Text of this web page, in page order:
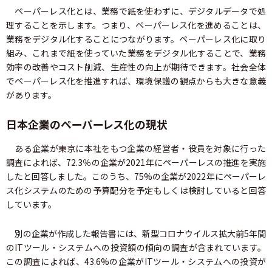
ペーパーレス化とは、業務で紙を使わずに、デジタルデータで処
理することを示します。つまり、ペーパーレス化を進めることは、
業務をデジタル化することにつながります。ペーパーレス化に取り
組み、これまで紙を使っていた業務をデジタル化することで、業務
効率の改善やコスト削減、生産性の向上が期待できます。社会全体
でペーパーレス化を推進すれば、環境保護の観点からも大きな意義
があります。
日本企業のペーパーレス化の現状
ある企業が東京に本社をもつ企業の経営者・役員を対象に行った
調査によれば、72.3％の企業が2021年にペーパーレスの推進を実施
したと回答しました。このうち、75%の企業が2022年にペーパーレ
ス化システムのための予算配分を予定もしくは検討していると回答
しています。
別の企業が作成した報告書には、新型コロナウイルス拡大前5年間
のITツール・システムへの投資額の傾向の調査が含まれています。
この調査によれば、43.6%の企業がITツール・システムへの投資が